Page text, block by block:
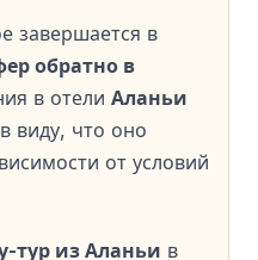
для семей с
путешественников.
завершается в
обратно в
в отели Аланьи
виду, что оно
от условий
тур из Аланьи в